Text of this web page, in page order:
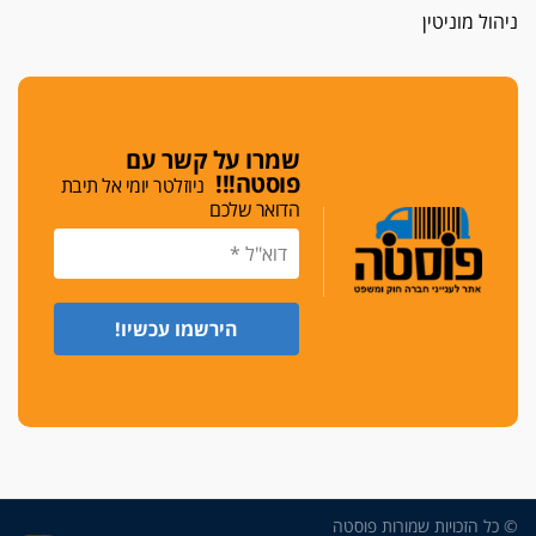
כפר מנדא: עורך דין נעצר בחשד להחזקת שני אקדח
בימ"ש מחוזי: החלטת עמית בכר לדחות מינוי מנכ"ל
חדש ללשכה אינה סבירה
משפחה ופוליטיקה
עו"ד גלעד מנשה ויאיר בכורו חגגו בר מצווה, שרי
ניהול מוניטין
שמרו על קשר עם
פוסטה!!! ניוזלטר יומי אל תיבת
הדואר שלכם
© כל הזכויות שמורות פוסטה